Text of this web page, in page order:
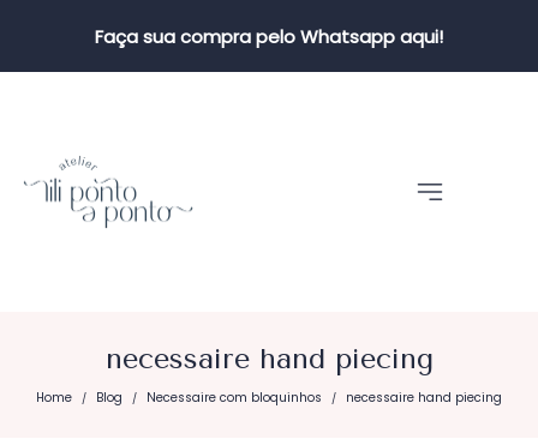
Faça sua compra pelo Whatsapp aqui!
necessaire hand piecing
Home / Blog / Necessaire com bloquinhos / necessaire hand piecing